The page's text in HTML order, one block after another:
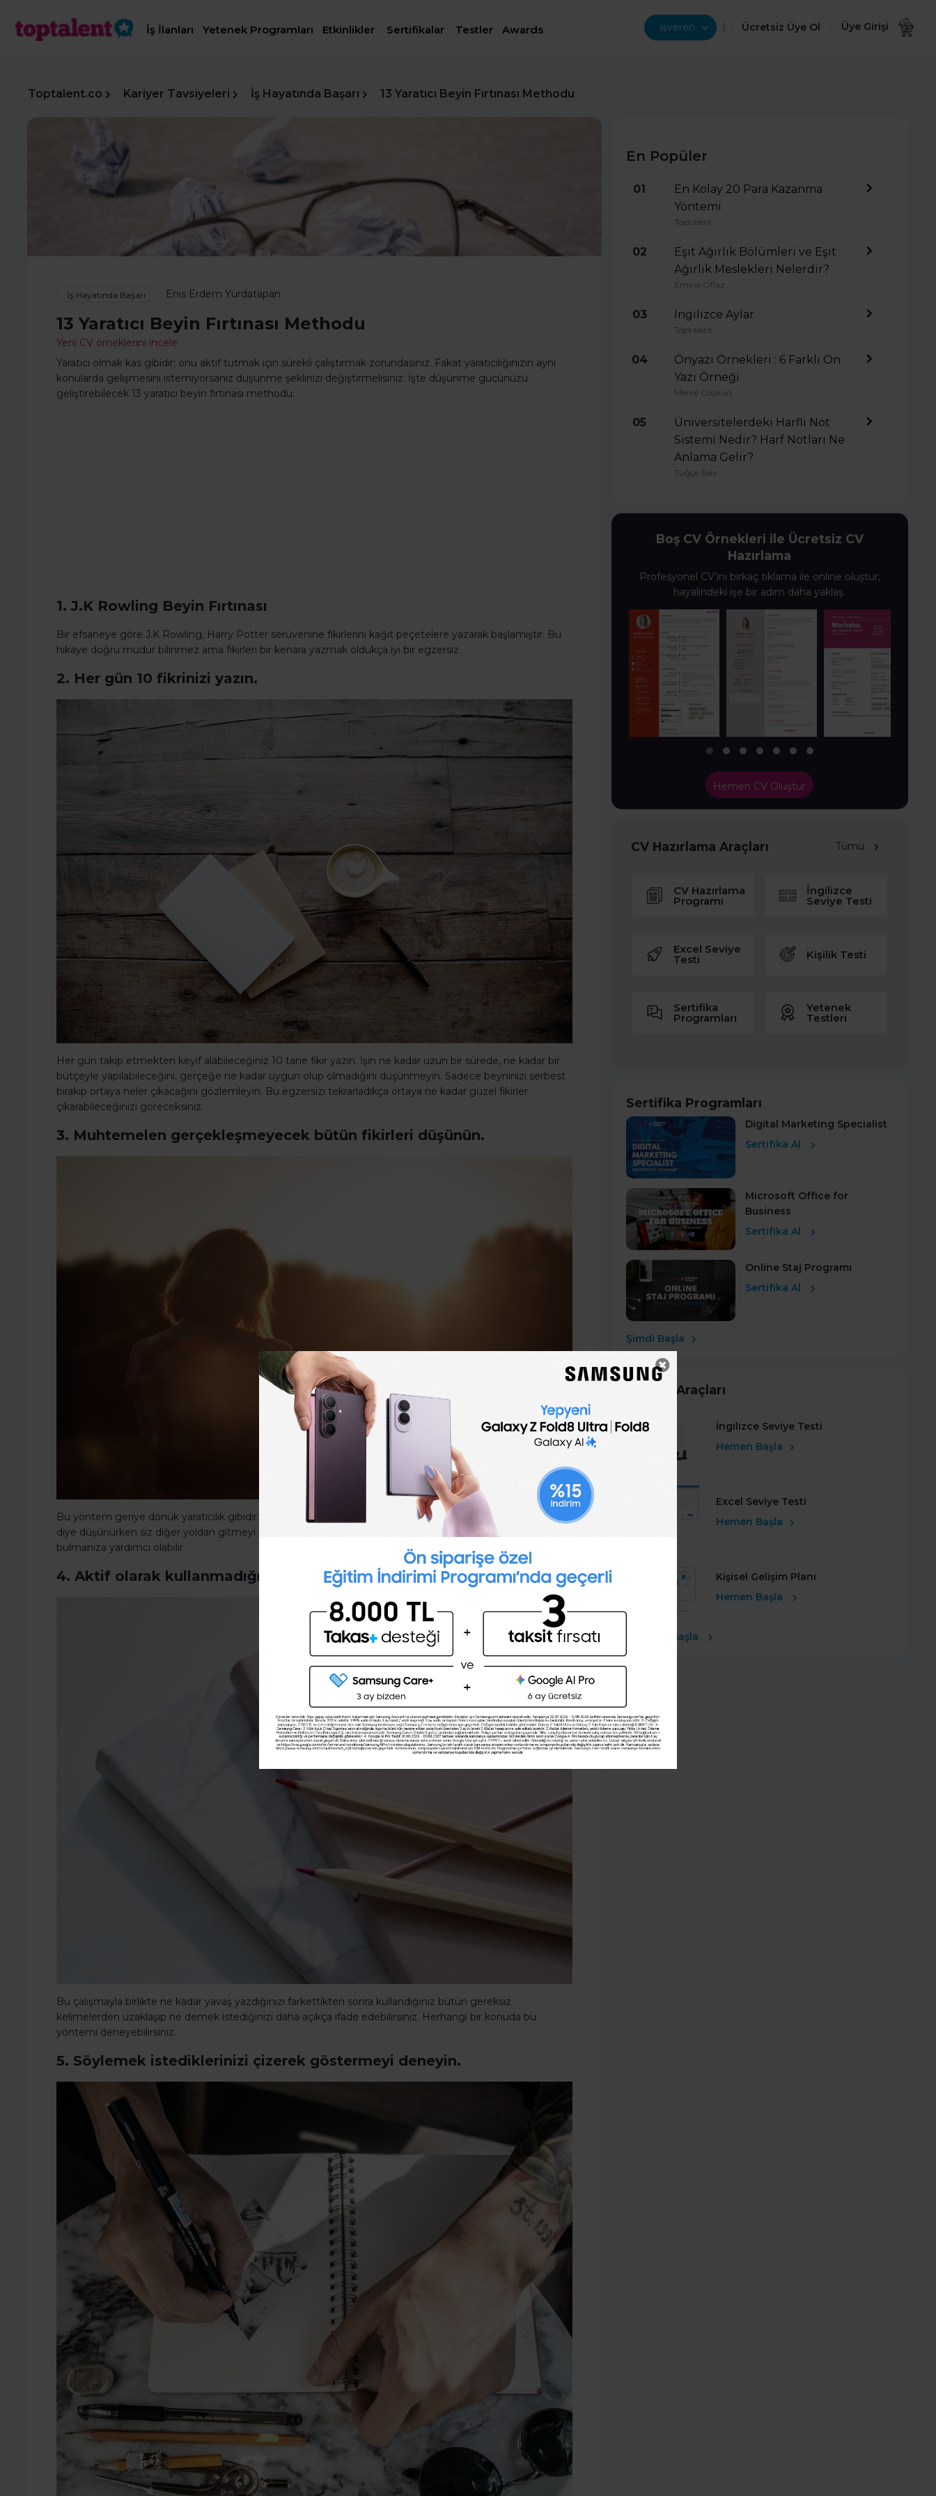
İş İlanları Yetenek Programları Etkinlikler Sertifikalar Testler Awards İşveren | Ücretsiz Üye Ol Üye Girişi
İngilizce seviyeni öğrenmek
ister misin ?
(A1,A2,B1,B2,C1,C2)
Şimdi değil Evet
Toptalent.co Kariyer Tavsiyeleri İş Hayatında Başarı 13 Yaratıcı Beyin Fırtınası Methodu
İş Hayatında Başarı Enis Erdem Yurdatapan
13 Yaratıcı Beyin Fırtınası Methodu
Yeni CV örneklerini incele
Yaratıcı olmak kas gibidir; onu aktif tutmak için sürekli çalıştırmak zorundasınız. Fakat yaratıcılığınızın aynı
konularda gelişmesini istemiyorsanız düşünme şeklinizi değiştirmelisiniz. İşte düşünme gücünüzü
geliştirebilecek 13 yaratıcı beyin fırtınası methodu:
1. J.K Rowling Beyin Fırtınası
Bir efsaneye göre J.K Rowling, Harry Potter serüvenine fikirlerini kağıt peçetelere yazarak başlamıştır. Bu
hikaye doğru mudur bilinmez ama fikirleri bir kenara yazmak oldukça iyi bir egzersiz.
2. Her gün 10 fikrinizi yazın.
Her gün takip etmekten keyif alabileceğiniz 10 tane fikir yazın. İşin ne kadar uzun bir sürede, ne kadar bir
bütçeyle yapılabileceğini, gerçeğe ne kadar uygun olup olmadığını düşünmeyin. Sadece beyninizi serbest
bırakıp ortaya neler çıkacağını gözlemleyin. Bu egzersizi tekrarladıkça ortaya ne kadar güzel fikirler
çıkarabileceğinizi göreceksiniz.
3. Muhtemelen gerçekleşmeyecek bütün fikirleri düşünün.
Bu yöntem geriye dönük yaratıcılık gibidir. Bir sonraki katıldığınız toplantıda herkes en iyi fikirleri yazalım
diye düşünürken siz diğer yoldan gitmeyi deneyebilirsiniz. Bu eğlenceli beyin fırtınası dahice fikirler
bulmanıza yardımcı olabilir.
4. Aktif olarak kullanmadığınız elinizle yazmaya çalışın.
Bu çalışmayla birlikte ne kadar yavaş yazdığınızı farkettikten sonra kullandığınız bütün gereksiz
kelimelerden uzaklaşıp ne demek istediğinizi daha açıkça ifade edebilirsiniz. Herhangi bir konuda bu
yöntemi deneyebilirsiniz.
5. Söylemek istediklerinizi çizerek göstermeyi deneyin.
En Popüler
01
En Kolay 20 Para Kazanma
Yöntemi
Toptalent
02
Eşit Ağırlık Bölümleri ve Eşit
Ağırlık Meslekleri Nelerdir?
Emine Oflaz
03 İngilizce Aylar
Toptalent
04
Önyazı Örnekleri : 6 Farklı Ön
Yazı Örneği
Merve Coşkun
05
Üniversitelerdeki Harfli Not
Sistemi Nedir? Harf Notları Ne
Anlama Gelir?
Tuğçe Salır
Boş CV Örnekleri ile Ücretsiz CV
Hazırlama
Profesyonel CV’ini birkaç tıklama ile online oluştur,
hayalindeki işe bir adım daha yaklaş.
Hemen CV Oluştur
CV Hazırlama Araçları Tümü
CV Hazırlama
Programı
İngilizce
Seviye Testi
Excel Seviye
Testi Kişilik Testi
Sertifika
Programları
Yetenek
Testleri
Sertifika Programları
Digital Marketing Specialist
Sertifika Al
Microsoft Office for
Business
Sertifika Al
Online Staj Programı
Sertifika Al
Şimdi Başla
Kariyer Araçları
İngilizce Seviye Testi
Hemen Başla
Excel Seviye Testi
Hemen Başla
Kişisel Gelişim Planı
Hemen Başla
Ücretsiz Başla